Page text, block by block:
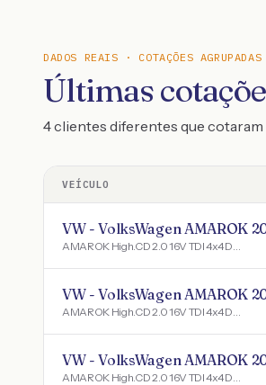
DADOS REAIS · COTAÇÕES
Últimas
4 clientes diferentes que
VEÍCULO
VW - VolksWagen AMAROK
AMAROK High.CD 2.0 16V TDI 4x4 Dies. Aut
VW - VolksWagen AMAROK
AMAROK High.CD 2.0 16V TDI 4x4 Dies. Aut
VW - VolksWagen AMAROK
AMAROK High.CD 2.0 16V TDI 4x4 Dies. Aut